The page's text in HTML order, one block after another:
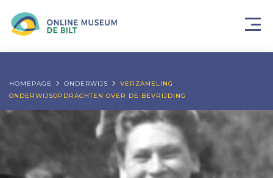
HOMEPAGE ONDERWIJS
VERZAMELING
ONDERWIJSOPDRACHTEN OVER DE BEVRIJDING